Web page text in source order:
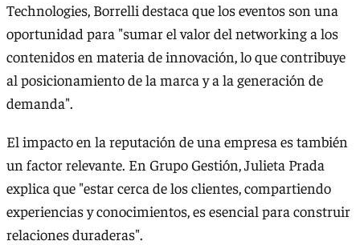
Technologies, Borrelli destaca que los eventos son una
oportunidad para "sumar el valor del networking a los
contenidos en materia de innovación, lo que contribuye
al posicionamiento de la marca y a la generación de
demanda".
El impacto en la reputación de una empresa es también
un factor relevante. En Grupo Gestión, Julieta Prada
explica que "estar cerca de los clientes, compartiendo
experiencias y conocimientos, es esencial para construir
relaciones duraderas".